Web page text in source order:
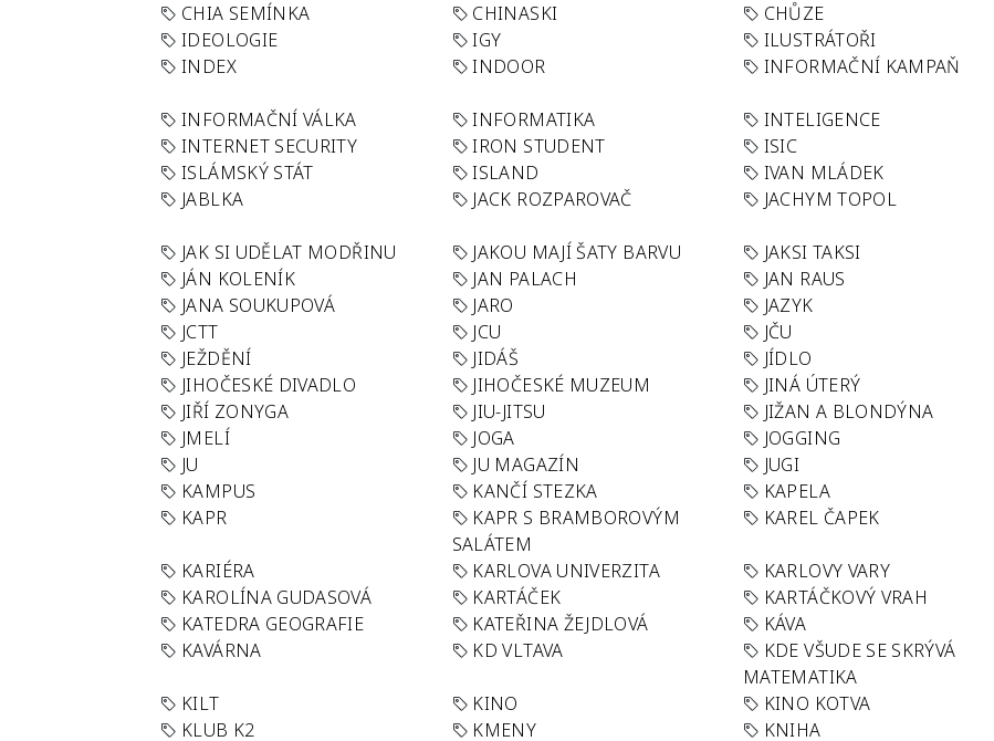
CHIA SEMÍNKA
CHINASKI CHŮZE
IDEOLOGIE
IGY ILUSTRÁTOŘI
INDEX
INDOOR INFORMAČNÍ KAMPAŇ
INFORMAČNÍ VÁLKA
INFORMATIKA INTELIGENCE
INTERNET SECURITY
IRON STUDENT ISIC
ISLÁMSKÝ STÁT
ISLAND IVAN MLÁDEK
JABLKA
JACK ROZPAROVAČ JACHYM TOPOL
JAK SI UDĚLAT MODŘINU
JAKOU MAJÍ ŠATY BARVU JAKSI TAKSI
JÁN KOLENÍK
JAN PALACH JAN RAUS
JANA SOUKUPOVÁ
JARO JAZYK
JCTT
JCU JČU
JEŽDĚNÍ
JIDÁŠ JÍDLO
JIHOČESKÉ DIVADLO
JIHOČESKÉ MUZEUM JINÁ ÚTERÝ
JIŘÍ ZONYGA
JIU-JITSU JIŽAN A BLONDÝNA
JMELÍ
JOGA JOGGING
JU
JU MAGAZÍN JUGI
KAMPUS
KANČÍ STEZKA KAPELA
KAPR
KAPR S BRAMBOROVÝM
SALÁTEM
KAREL ČAPEK
KARIÉRA KARLOVA UNIVERZITA KARLOVY VARY
KAROLÍNA GUDASOVÁ
KARTÁČEK KARTÁČKOVÝ VRAH
KATEDRA GEOGRAFIE
KATEŘINA ŽEJDLOVÁ KÁVA
KAVÁRNA
KD VLTAVA
KDE VŠUDE SE SKRÝVÁ
MATEMATIKA
KILT KINO KINO KOTVA
KLUB K2
KMENY KNIHA